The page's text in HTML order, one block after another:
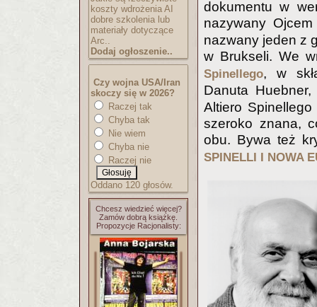
koszty wdrożenia AI
dobre szkolenia lub
materiały dotyczące
Arc..
Dodaj ogłoszenie..
Czy wojna USA/Iran
skoczy się w 2026?
Raczej tak
Chyba tak
Nie wiem
Chyba nie
Raczej nie
Oddano 120 głosów.
Chcesz wiedzieć więcej?
Zamów dobrą książkę.
Propozycje Racjonalisty:
dokumentu w
nazywany
nazwany jeden z
w Brukseli. We
Spinellego, w
Danuta
Altiero
szeroko znana,
obu. Bywa też
SPINELLI I NOWA